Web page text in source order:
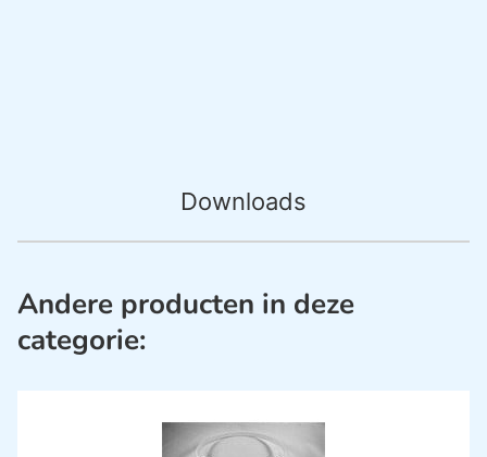
Downloads
Andere producten in deze
categorie: